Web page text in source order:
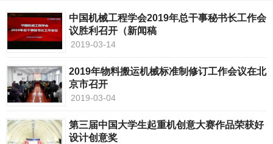
中国机械工程学会2019年总干事秘书长工作会
议胜利召开（新闻稿
2019-03-14
2019年物料搬运机械标准制修订工作会议在北
京市召开
2019-03-04
第三届中国大学生起重机创意大赛作品荣获好
设计创意奖